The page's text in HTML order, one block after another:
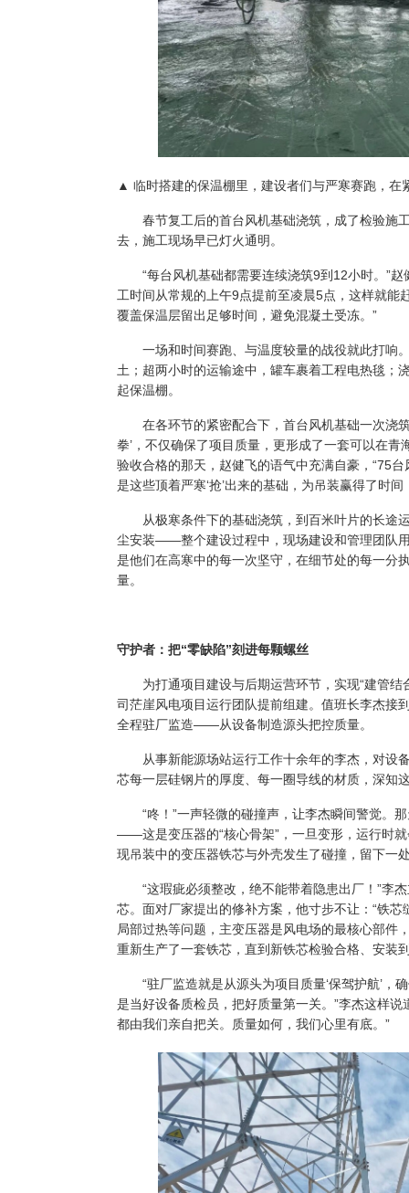
▲ 临时搭建的保温棚里，建设者们与严寒赛跑，在
春节复工后的首台风机基础浇筑，成了检验施工
去，施工现场早已灯火通明。
“每台风机基础都需要连续浇筑9到12小时。”赵
工时间从常规的上午9点提前至凌晨5点，这样就能
覆盖保温层留出足够时间，避免混凝土受冻。”
一场和时间赛跑、与温度较量的战役就此打响
土；超两小时的运输途中，罐车裹着工程电热毯；
起保温棚。
在各环节的紧密配合下，首台风机基础一次浇筑
拳’，不仅确保了项目质量，更形成了一套可以在青
验收合格的那天，赵健飞的语气中充满自豪，“75
是这些顶着严寒‘抢’出来的基础，为吊装赢得了时
从极寒条件下的基础浇筑，到百米叶片的长途
尘安装——整个建设过程中，现场建设和管理团队
是他们在高寒中的每一次坚守，在细节处的每一分
量。
守护者：把“零缺陷”刻进每颗螺丝
为打通项目建设与后期运营环节，实现“建管结
司茫崖风电项目运行团队提前组建。值班长李杰接
全程驻厂监造——从设备制造源头把控质量。
从事新能源场站运行工作十余年的李杰，对设
芯每一层硅钢片的厚度、每一圈导线的材质，深知
“咚！”一声轻微的碰撞声，让李杰瞬间警觉。
——这是变压器的“核心骨架”，一旦变形，运行时
现吊装中的变压器铁芯与外壳发生了碰撞，留下一
“这瑕疵必须整改，绝不能带着隐患出厂！”李
芯。面对厂家提出的修补方案，他寸步不让：“铁
局部过热等问题，主变压器是风电场的最核心部件
重新生产了一套铁芯，直到新铁芯检验合格、安装
“驻厂监造就是从源头为项目质量‘保驾护航’，
是当好设备质检员，把好质量第一关。”李杰这样
都由我们亲自把关。质量如何，我们心里有底。”